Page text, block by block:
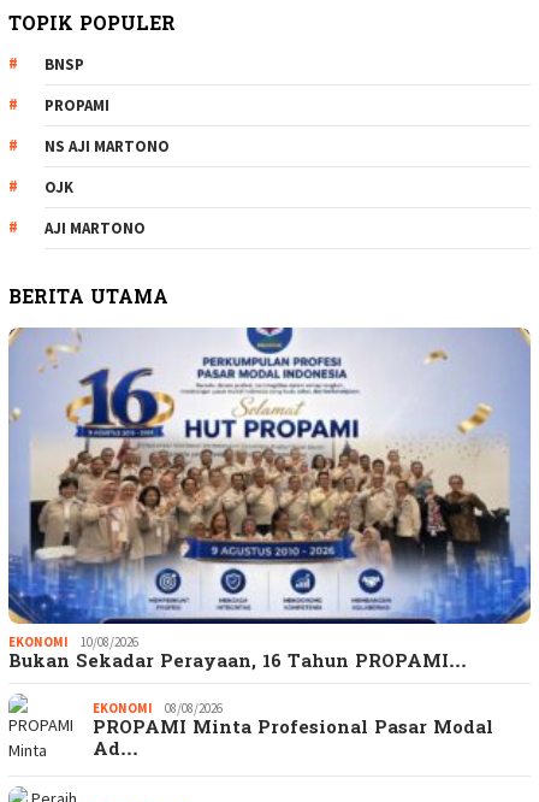
TOPIK POPULER
BNSP
PROPAMI
NS AJI MARTONO
OJK
AJI MARTONO
BERITA UTAMA
EKONOMI 10/08/2026
Bukan Sekadar Perayaan, 16 Tahun PROPAMI…
EKONOMI 08/08/2026
PROPAMI Minta Profesional Pasar Modal
Ad…